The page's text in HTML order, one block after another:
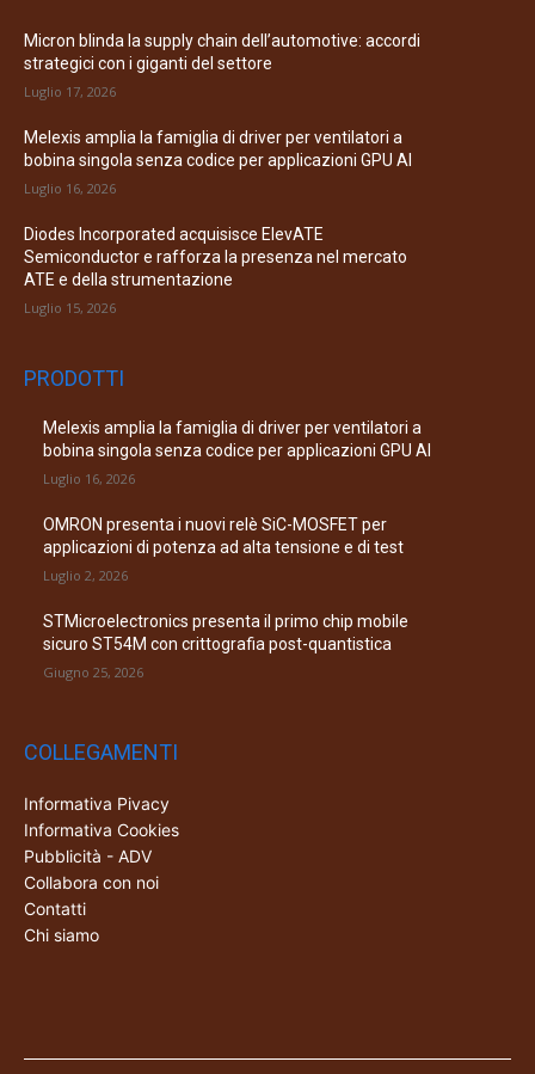
Micron blinda la supply chain dell’automotive: accordi
strategici con i giganti del settore
Luglio 17, 2026
Melexis amplia la famiglia di driver per ventilatori a
bobina singola senza codice per applicazioni GPU AI
Luglio 16, 2026
Diodes Incorporated acquisisce ElevATE
Semiconductor e rafforza la presenza nel mercato
ATE e della strumentazione
Luglio 15, 2026
PRODOTTI
Melexis amplia la famiglia di driver per ventilatori a
bobina singola senza codice per applicazioni GPU AI
Luglio 16, 2026
OMRON presenta i nuovi relè SiC-MOSFET per
applicazioni di potenza ad alta tensione e di test
Luglio 2, 2026
STMicroelectronics presenta il primo chip mobile
sicuro ST54M con crittografia post-quantistica
Giugno 25, 2026
COLLEGAMENTI
Informativa Pivacy
Informativa Cookies
Pubblicità - ADV
Collabora con noi
Contatti
Chi siamo